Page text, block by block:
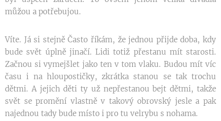
můžou a potřebujou.
Víte. Já si stejně Často říkám, že jednou přijde doba, kdy
bude svět úplně jinačí. Lidi totiž přestanu mít starosti.
Začnou si vymejšlet jako ten v tom vlaku. Budou mít víc
času i na hloupostičky, zkrátka stanou se tak trochu
dětmi. A jejich děti ty už nepřestanou bejt dětmi, takže
svět se promění vlastně v takový obrovský jesle a pak
najednou tady bude místo i pro tu velrybu s nohama.